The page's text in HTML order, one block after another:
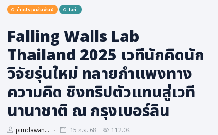
ธุรกิจ, สังคม
เศรษฐกิจ, การเงิน
พลังงาน, สิ่งแวดล้อม
ยานยนต์
ขนส่ง
การงาน, อาชีพ
กิจกรรม
ข่าวประชาสัมพันธ์ ไอที
Falling Walls Lab
Thailand 2025 เวทีนักคิดนัก
วิจัยรุ่นใหม่ ทลายกำแพงทาง
ความคิด ชิงทริปตัวแทนสู่เวที
นานาชาติ ณ กรุงเบอร์ลิน
pimdawan... 15 ก.ย. 68 112.0K